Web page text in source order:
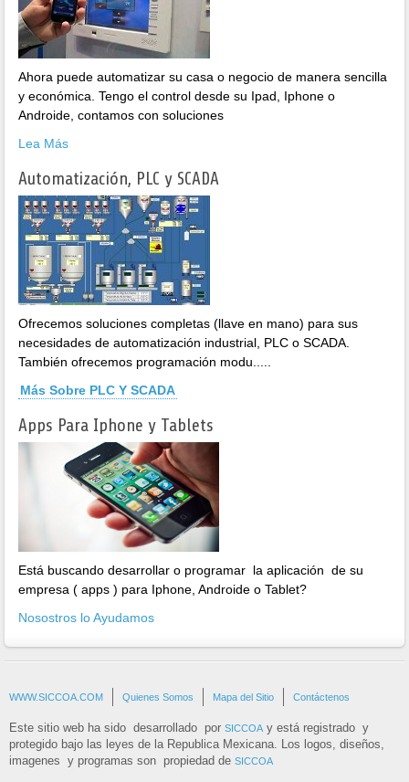
Ahora puede automatizar su casa o negocio de manera sencilla
y económica. Tengo el control desde su Ipad, Iphone o
Androide, contamos con soluciones
Lea Más
Automatización, PLC y SCADA
Ofrecemos soluciones completas (llave en mano) para sus
necesidades de automatización industrial, PLC o SCADA.
También ofrecemos programación modu.....
Más Sobre PLC Y SCADA
Apps Para Iphone y Tablets
Está buscando desarrollar o programar la aplicación de su
empresa ( apps ) para Iphone, Androide o Tablet?
Nosostros lo Ayudamos
WWW.SICCOA.COM Quienes Somos Mapa del Sitio Contáctenos
Este sitio web ha sido desarrollado por SICCOA y está registrado y
protegido bajo las leyes de la Republica Mexicana. Los logos, diseños,
imagenes y programas son propiedad de SICCOA